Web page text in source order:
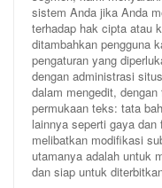
sistem Anda jika Anda
terhadap hak cipta atau
ditambahkan pengguna
pengaturan yang
dengan administrasi
dalam mengedit,
permukaan teks: tata
lainnya seperti gaya
melibatkan modifikasi
utamanya adalah untuk
dan siap untuk